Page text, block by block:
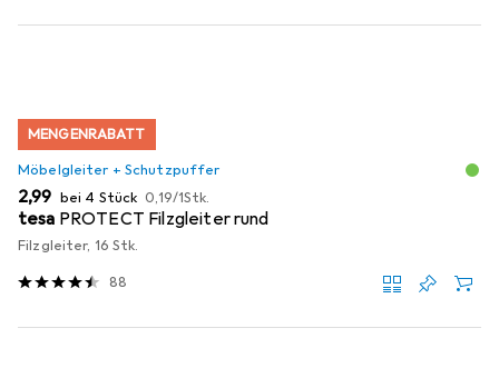
MENGENRABATT
Möbelgleiter + Schutzpuffer
EUR
2,99 bei 4 Stück EUR
0,19/1Stk.
tesa PROTECT Filzgleiter rund
Filzgleiter, 16 Stk.
88